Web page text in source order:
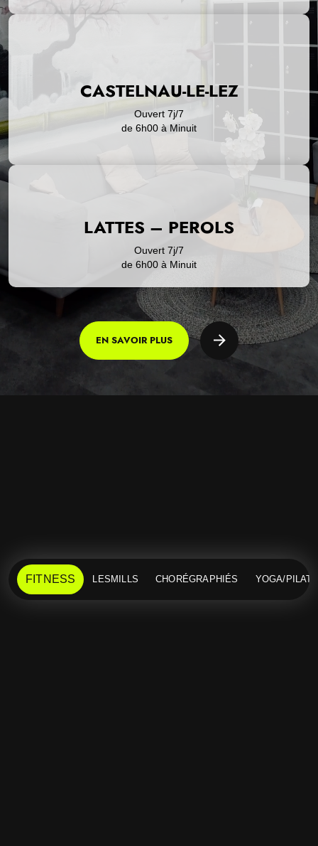
CASTELNAU-LE-LEZ
Ouvert 7j/7
de 6h00 à Minuit
LATTES – PEROLS
Ouvert 7j/7
de 6h00 à Minuit
EN SAVOIR PLUS
FITNESS LESMILLS CHORÉGRAPHIÉS YOGA/